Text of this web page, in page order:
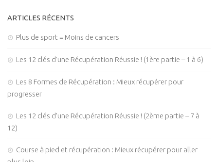
ARTICLES RÉCENTS
Plus de sport = Moins de cancers
Les 12 clés d’une Récupération Réussie ! (1ère partie – 1 à 6)
Les 8 Formes de Récupération : Mieux récupérer pour
progresser
Les 12 clés d’une Récupération Réussie ! (2ème partie – 7 à
12)
Course à pied et récupération : Mieux récupérer pour aller